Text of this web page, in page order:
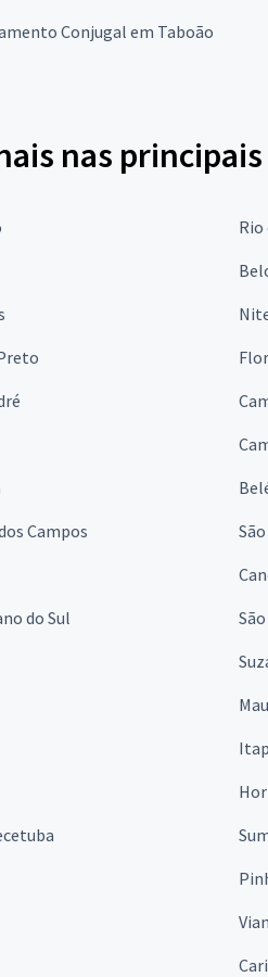
Conjugal em Taboão
nas
Rio
Campos
do Sul